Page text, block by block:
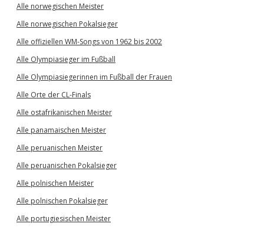
Alle norwegischen Meister
Alle norwegischen Pokalsieger
Alle offiziellen WM-Songs von 1962 bis 2002
Alle Olympiasieger im Fußball
Alle Olympiasiegerinnen im Fußball der Frauen
Alle Orte der CL-Finals
Alle ostafrikanischen Meister
Alle panamaischen Meister
Alle peruanischen Meister
Alle peruanischen Pokalsieger
Alle polnischen Meister
Alle polnischen Pokalsieger
Alle portugiesischen Meister